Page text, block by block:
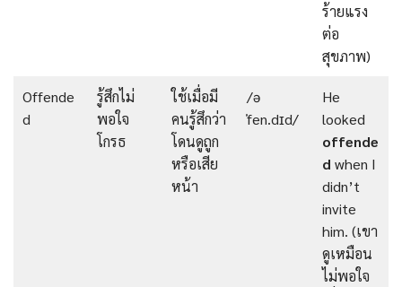
ร้ายแรง
ต่อ
สุขภาพ)
Offende
d
รู้สึกไม่
พอใจ
โกรธ
ใช้เมื่อมี
คนรู้สึกว่า
โดนดูถูก
หรือเสีย
หน้า
/ə
ˈfen.dɪd/
He
looked
offende
d when I
didn’t
invite
him. (เขา
ดูเหมือน
ไม่พอใจ